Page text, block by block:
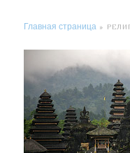
Главная страница »